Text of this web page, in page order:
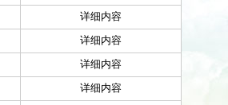
详细内容
详细内容
详细内容
详细内容